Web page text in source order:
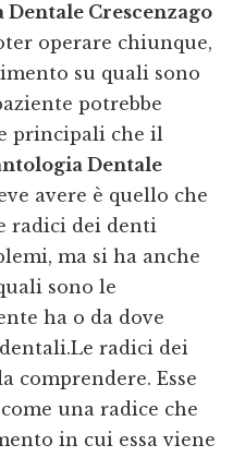
Crescenzago
operare chiunque,
su quali sono
potrebbe
principali che il
Dentale
avere è quello che
radici dei denti
ma si ha anche
sono le
ha o da dove
radici dei
comprendere. Esse
una radice che
in cui essa viene